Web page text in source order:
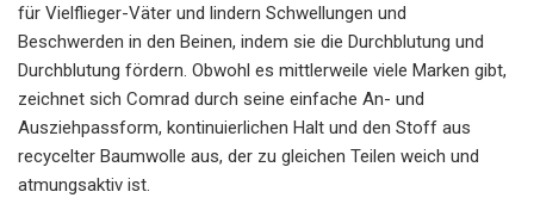
für Vielflieger-Väter und lindern Schwellungen und
Beschwerden in den Beinen, indem sie die Durchblutung und
Durchblutung fördern. Obwohl es mittlerweile viele Marken gibt,
zeichnet sich Comrad durch seine einfache An- und
Ausziehpassform, kontinuierlichen Halt und den Stoff aus
recycelter Baumwolle aus, der zu gleichen Teilen weich und
atmungsaktiv ist.